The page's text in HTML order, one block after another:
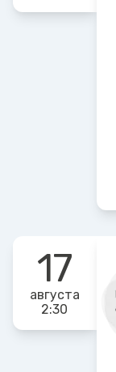
17
августа
2:30